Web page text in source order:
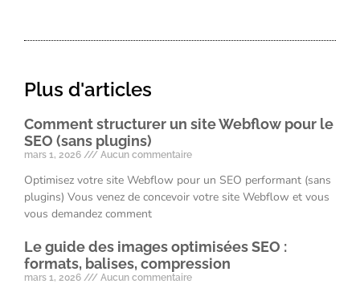
Plus d'articles
Comment structurer un site Webflow pour le
SEO (sans plugins)
mars 1, 2026 Aucun commentaire
Optimisez votre site Webflow pour un SEO performant (sans
plugins) Vous venez de concevoir votre site Webflow et vous
vous demandez comment
Le guide des images optimisées SEO :
formats, balises, compression
mars 1, 2026 Aucun commentaire